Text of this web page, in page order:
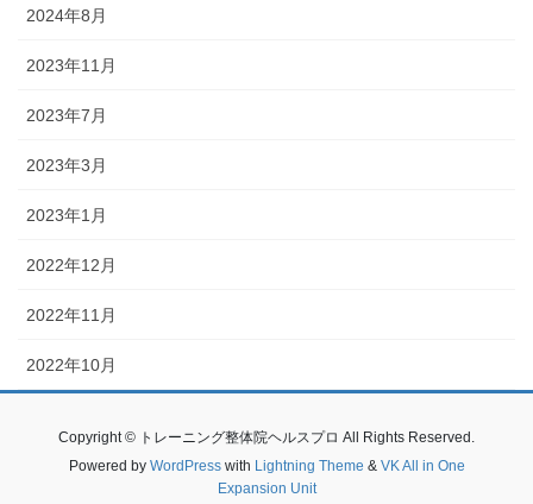
2024年8月
2023年11月
2023年7月
2023年3月
2023年1月
2022年12月
2022年11月
2022年10月
Copyright © トレーニング整体院ヘルスプロ All Rights Reserved.
Powered by WordPresswith Lightning Theme & VK All in One
Expansion Unit